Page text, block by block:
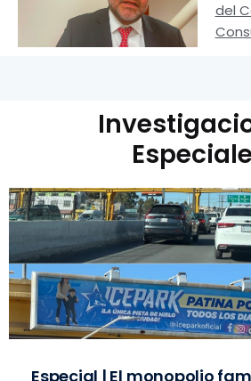
del
Especial | El monopolio